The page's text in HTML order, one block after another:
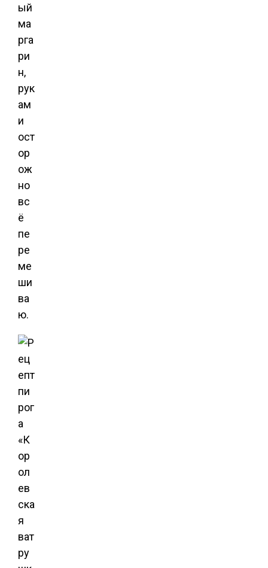
ый
ма
рга
ри
н,
рук
ам
и
ост
ор
ож
но
вс
ё
пе
ре
ме
ши
ва
ю.